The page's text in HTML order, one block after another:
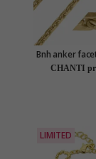
Bnh anker
forgyldt sølv
mm
CHANTI
LIMITED